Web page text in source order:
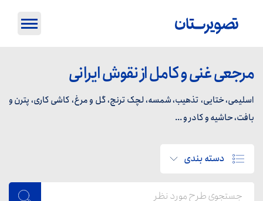
مرجعی غنی و کامل از نقوش ایرانی
اسلیمی، ختایی، تذهیب، شمسه، لچک ترنج، گل و مرغ، کاشی کاری، پترن و
بافت، حاشیه و کادر و ...
دسته بندی